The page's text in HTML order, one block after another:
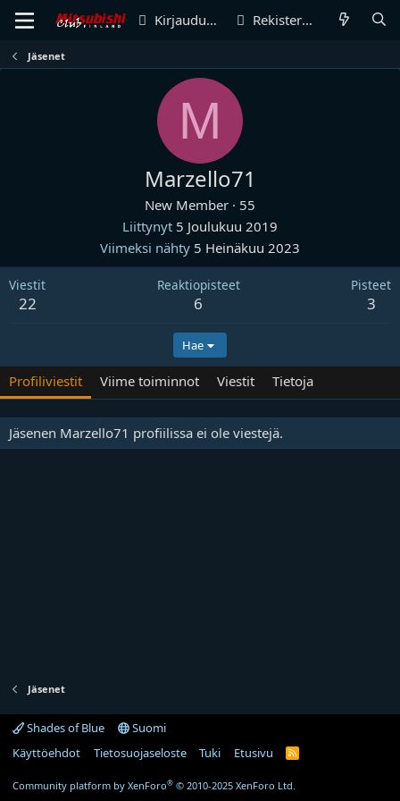
Kirjaudu sisään Rekisteröidy
Jäsenet
M
Marzello71
New Member · 55
Liittynyt 5 Joulukuu 2019
Viimeksi nähty 5 Heinäkuu 2023
Viestit
22
Reaktiopisteet
6
Pisteet
3
Hae
Profiliviestit Viime toiminnot Viestit Tietoja
Jäsenen Marzello71 profiilissa ei ole viestejä.
Jäsenet
Shades of Blue
Suomi
Käyttöehdot
Tietosuojaseloste Tuki Etusivu
R
Community platform by XenForo® © 2010-2025 XenForo Ltd.